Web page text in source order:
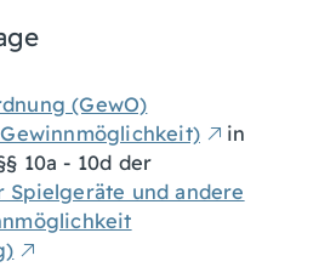
(GewO)
in
10a - 10d der
Spielgeräte und andere